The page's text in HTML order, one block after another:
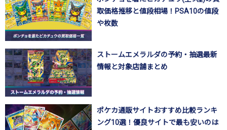
取価格推移と値段相場！PSA10の値段
や枚数
ストームエメラルダの予約・抽選最新
情報と対象店舗まとめ
ポケカ通販サイトおすすめ比較ランキ
ング10選！優良サイトで最も安いのは